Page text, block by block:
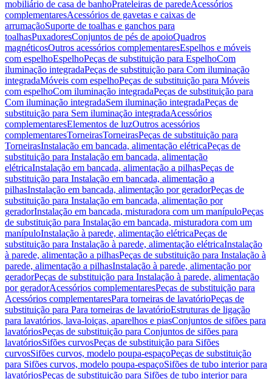
mobiliário de casa de banhoPrateleiras de paredeAcessórios
complementaresAcessórios de gavetas e caixas de
arrumaçãoSuporte de toalhas e ganchos para
toalhasPuxadoresConjuntos de pés de apoioQuadros
magnéticosOutros acessórios complementaresEspelhos e móveis
com espelhoEspelhoPeças de substituição para EspelhoCom
iluminação integradaPeças de substituição para Com iluminação
integradaMóveis com espelhoPeças de substituição para Móveis
com espelhoCom iluminação integradaPeças de substituição para
Com iluminação integradaSem iluminação integradaPeças de
substituição para Sem iluminação integradaAcessórios
complementaresElementos de luzOutros acessórios
complementaresTorneirasTorneirasPeças de substituição para
TorneirasInstalação em bancada, alimentação elétricaPeças de
substituição para Instalação em bancada, alimentação
elétricaInstalação em bancada, alimentação a pilhasPeças de
substituição para Instalação em bancada, alimentação a
pilhasInstalação em bancada, alimentação por geradorPeças de
substituição para Instalação em bancada, alimentação por
geradorInstalação em bancada, misturadora com um manípuloPeças
de substituição para Instalação em bancada, misturadora com um
manípuloInstalação à parede, alimentação elétricaPeças de
substituição para Instalação à parede, alimentação elétricaInstalação
à parede, alimentação a pilhasPeças de substituição para Instalação à
parede, alimentação a pilhasInstalação à parede, alimentação por
geradorPeças de substituição para Instalação à parede, alimentação
por geradorAcessórios complementaresPeças de substituição para
Acessórios complementaresPara torneiras de lavatórioPeças de
substituição para Para torneiras de lavatórioEstruturas de ligação
para lavatórios, lava-loiças, aparelhos e piasConjuntos de sifões para
lavatóriosPeças de substituição para Conjuntos de sifões para
lavatóriosSifões curvosPeças de substituição para Sifões
curvosSifões curvos, modelo poupa-espaçoPeças de substituição
para Sifões curvos, modelo poupa-espaçoSifões de tubo interior para
lavatóriosPeças de substituição para Sifões de tubo interior para